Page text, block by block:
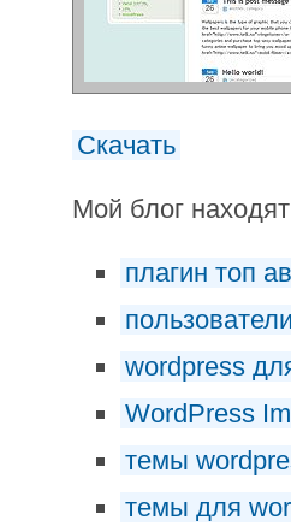
Скачать
Мой блог
плагин топ
wordpress
WordPress
темы
темы для